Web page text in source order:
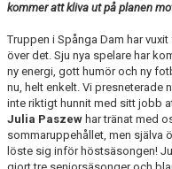
kommer att kliva ut på planen
Truppen i Spånga Dam har
över det. Sju nya spelare har
ny energi, gott humör och ny
nu, helt enkelt. Vi presneterade
inte riktigt hunnit med sitt jobb
Julia Paszew har tränat med
sommaruppehållet, men själva
löste sig inför höstsäsongen!